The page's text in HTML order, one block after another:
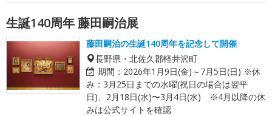
生誕140周年 藤田嗣治展
藤田嗣治の生誕140周年を記念して開催
長野県・北佐久郡軽井沢町
期間： 2026年1月9日(金)～7月5日(日) ※休
み：3月25日までの水曜(祝日の場合は翌平
日)、2月18日(水)〜3月4日(水) ※4月以降の休
みは公式サイトを確認